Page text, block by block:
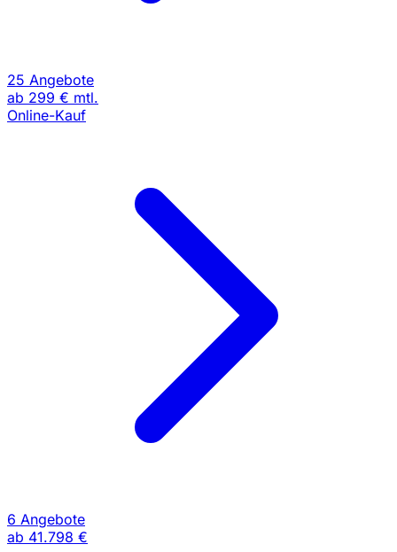
25 Angebote
ab 299 € mtl.
Online-Kauf
6 Angebote
ab 41.798 €